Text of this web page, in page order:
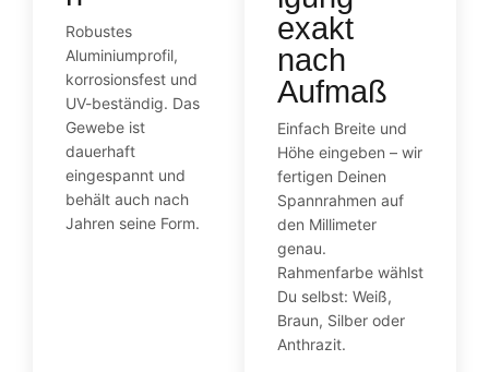
Robustes
Aluminiumprofil,
korrosionsfest und
UV-beständig. Das
Gewebe ist
dauerhaft
eingespannt und
behält auch nach
Jahren seine Form.
exakt
nach
Aufmaß
Einfach Breite und
Höhe eingeben – wir
fertigen Deinen
Spannrahmen auf
den Millimeter
genau.
Rahmenfarbe wählst
Du selbst: Weiß,
Braun, Silber oder
Anthrazit.